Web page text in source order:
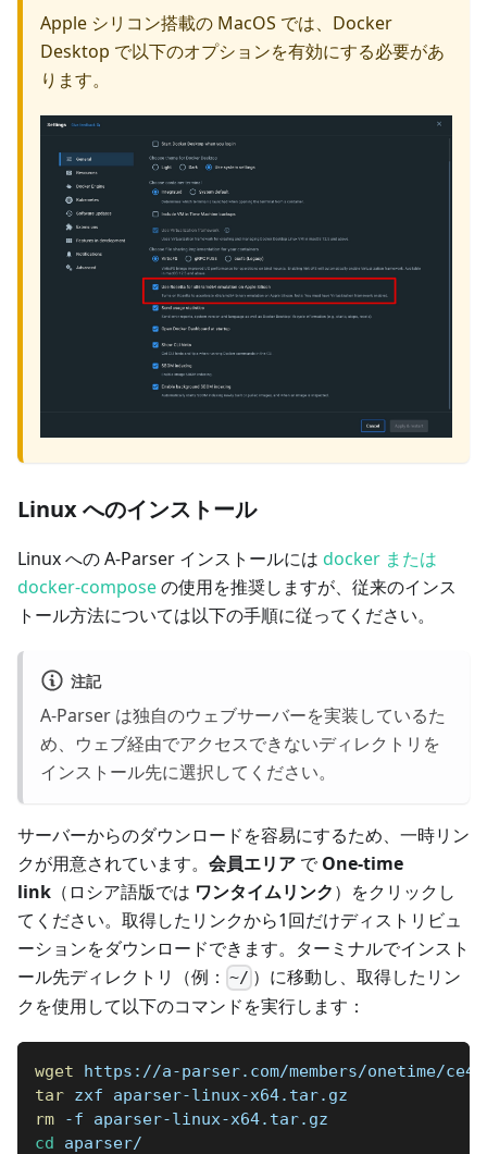
Apple シリコン搭載の MacOS では、Docker
Desktop で以下のオプションを有効にする必要があ
ります。
Linux へのインストール
Linux への A-Parser インストールには docker または
docker-composeの使用を推奨しますが、従来のインス
トール方法については以下の手順に従ってください。
注記
A-Parser は独自のウェブサーバーを実装しているた
め、ウェブ経由でアクセスできないディレクトリを
インストール先に選択してください。
サーバーからのダウンロードを容易にするため、一時リン
クが用意されています。 会員エリア でOne-time
link （ロシア語版では ワンタイムリンク）をクリックし
てください。取得したリンクから1回だけディストリビュ
ーションをダウンロードできます。ターミナルでインスト
ール先ディレクトリ（例： ~/ ）に移動し、取得したリン
クを使用して以下のコマンドを実行します：
wget https://a-parser.com/members/onetime/
tar zxf aparser-linux-x64.tar.gz
rm -f aparser-linux-x64.tar.gz
cd aparser/